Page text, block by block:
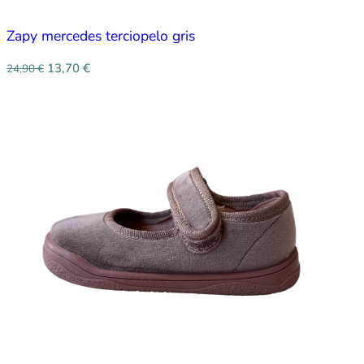
Zapy mercedes terciopelo gris
24,90€ 13,70 €